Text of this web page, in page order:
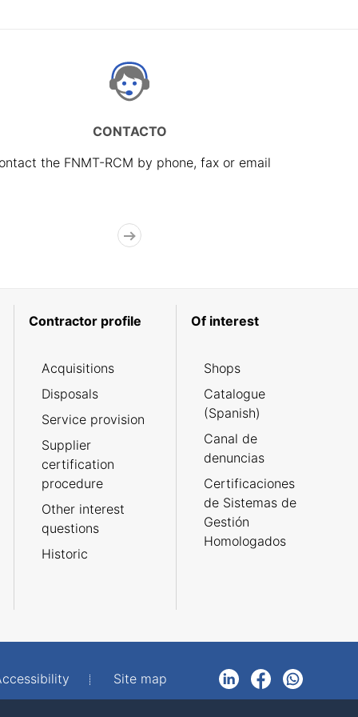
CONTACTO
the FNMT-RCM by phone, fax or email
Contractor profile
Acquisitions
Disposals
Service provision
Supplier
certification
procedure
Other interest
questions
Historic
Of interest
Shops
Catalogue
(Spanish)
Canal de
denuncias
Certificaciones
de Sistemas de
Gestión
Homologados
Site map
LinkedInFacebookWhatsApp